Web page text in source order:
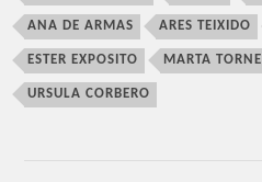
ANA DE ARMAS ARES TEIXIDO
ESTER EXPOSITO MARTA TORNE
URSULA CORBERO